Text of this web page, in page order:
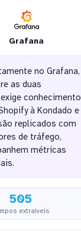
Grafana
no Grafana,
as duas
conhecimento
à Kondado e
replicados com
de tráfego,
métricas
505
extraíveis